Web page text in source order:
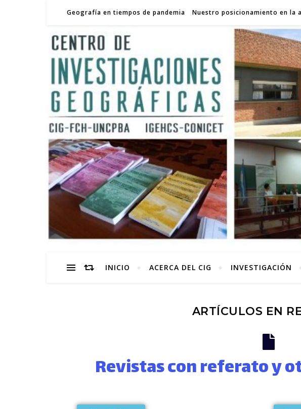
Geografía en tiempos de pandemia Nuestro posicionamiento en la
INICIO ACERCA DEL CIG INVESTIGACIÓN
ARTÍCULOS EN
Revistas con referato y